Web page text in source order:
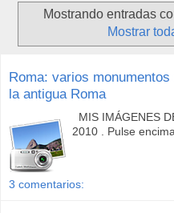
Mostrando entradas
Mostrar
Roma: varios monumentos
la antigua Roma
MIS IMÁGENES
2010 . Pulse
3 comentarios: